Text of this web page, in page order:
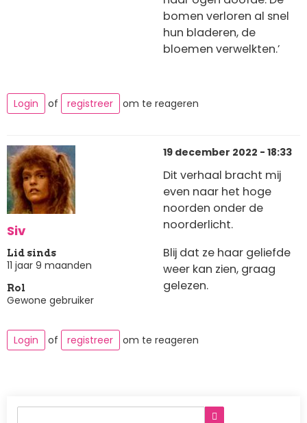
bomen verloren al snel
hun bladeren, de
bloemen verwelkten.’
Login of registreer om te reageren
Siv
Lid sinds
11 jaar 9 maanden
Rol
Gewone gebruiker
19 december 2022 - 18:33
Dit verhaal bracht mij
even naar het hoge
noorden onder de
noorderlicht.
Blij dat ze haar geliefde
weer kan zien, graag
gelezen.
Login of registreer om te reageren